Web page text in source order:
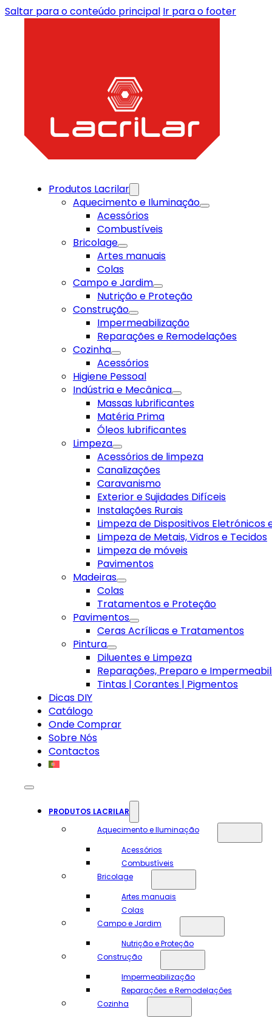
Saltar para o conteúdo principal Ir para o footer
Produtos Lacrilar
Aquecimento e Iluminação
Acessórios
Combustíveis
Bricolage
Artes manuais
Colas
Campo e Jardim
Nutrição e Proteção
Construção
Impermeabilização
Reparações e Remodelações
Cozinha
Acessórios
Higiene Pessoal
Indústria e Mecânica
Massas lubrificantes
Matéria Prima
Óleos lubrificantes
Limpeza
Acessórios de limpeza
Canalizações
Caravanismo
Exterior e Sujidades Difíceis
Instalações Rurais
Limpeza de Dispositivos
Limpeza de Metais, Vidros e Tecidos
Limpeza de móveis
Pavimentos
Madeiras
Colas
Tratamentos e Proteção
Pavimentos
Ceras Acrílicas e Tratamentos
Pintura
Diluentes e Limpeza
Reparações, Preparo e
Tintas | Corantes | Pigmentos
Dicas DIY
Catálogo
Onde Comprar
Sobre Nós
Contactos
PRODUTOS LACRILAR
Aquecimento e Iluminação
Acessórios
Combustíveis
Bricolage
Artes manuais
Colas
Campo e Jardim
Nutrição e Proteção
Construção
Impermeabilização
Reparações e Remodelações
Cozinha